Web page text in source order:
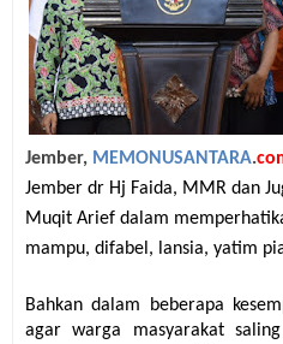
Jember, MEMONUSANTARA.
Jember dr Hj Faida, MMR dan
Muqit Arief dalam
mampu, difabel, lansia, yatim
Bahkan dalam beberapa
agar warga masyarakat saling